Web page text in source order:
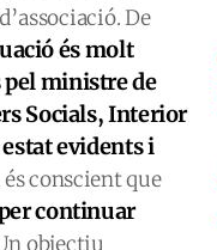
De
és molt
ministre de
Socials, Interior
evidents i
conscient que
continuar
objectiu